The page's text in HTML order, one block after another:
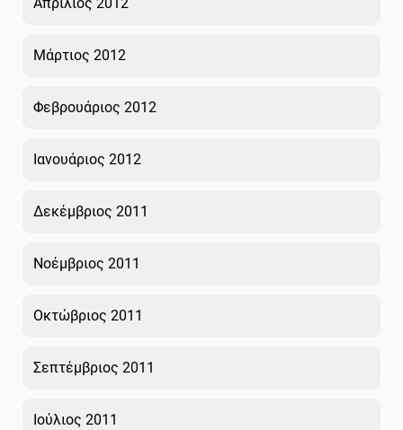
Απρίλιος 2012
Μάρτιος 2012
Φεβρουάριος 2012
Ιανουάριος 2012
Δεκέμβριος 2011
Νοέμβριος 2011
Οκτώβριος 2011
Σεπτέμβριος 2011
Ιούλιος 2011